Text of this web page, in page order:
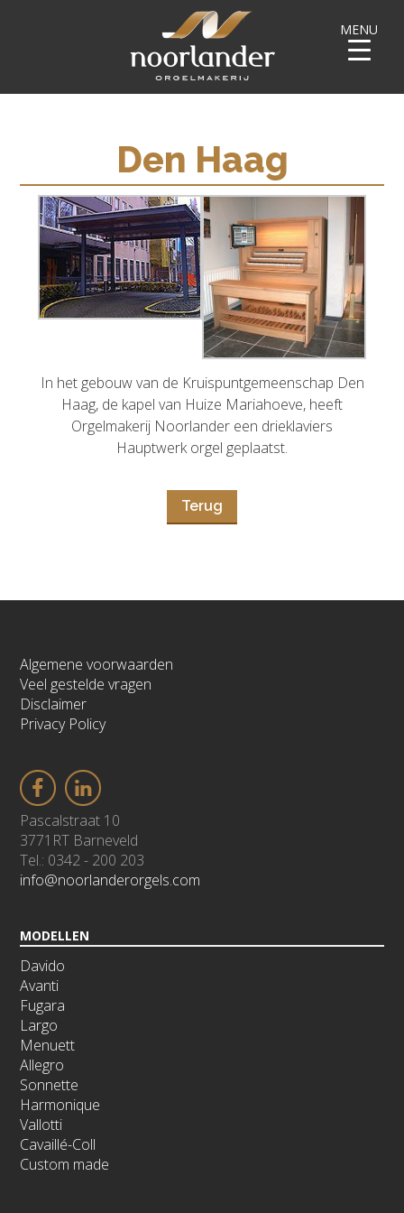
Den Haag
In het gebouw van de Kruispuntgemeenschap Den
Haag, de kapel van Huize Mariahoeve, heeft
Orgelmakerij Noorlander een drieklaviers
Hauptwerk orgel geplaatst.
Terug
Algemene voorwaarden
Veel gestelde vragen
Disclaimer
Privacy Policy
Pascalstraat 10
3771RT Barneveld
Tel.: 0342 - 200 203
info@noorlanderorgels.com
MODELLEN
Davido
Avanti
Fugara
Largo
Menuett
Allegro
Sonnette
Harmonique
Vallotti
Cavaillé-Coll
Custom made
MENU